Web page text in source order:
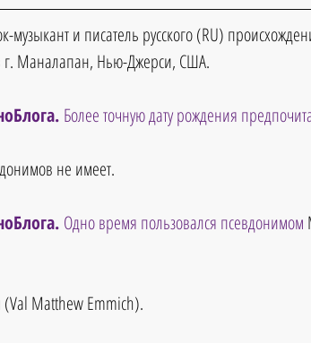
музыкант и писатель русского (RU)
г. Маналапан, Нью-Джерси, США.
Более точную дату рождения
не имеет.
Одно время пользовался псевдонимом
Matthew Emmich).